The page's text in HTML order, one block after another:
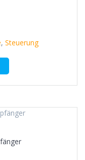
, Steuerung